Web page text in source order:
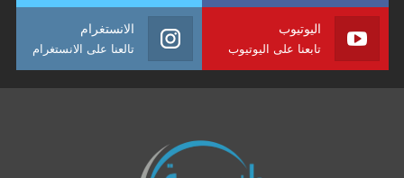
اليوتيوب
تابعنا على اليوتيوب
الانستغرام
تالعنا على الانستغرام